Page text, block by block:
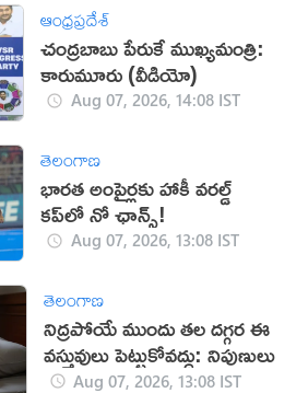
ఆంధ్రప్రదేశ్
చంద్రబాబు పేరుకే ముఖ్యమంత్రి:
కారుమూరు (వీడియో)
Aug 07, 2026, 14:08 IST
తెలంగాణ
భారత అంపైర్లకు హాకీ వరల్డ్
కప్‌లో నో ఛాన్స్!
Aug 07, 2026, 13:08 IST
తెలంగాణ
నిద్రపోయే ముందు తల దగ్గర ఈ
వస్తువులు పెట్టుకోవద్దు: నిపుణులు
Aug 07, 2026, 13:08 IST